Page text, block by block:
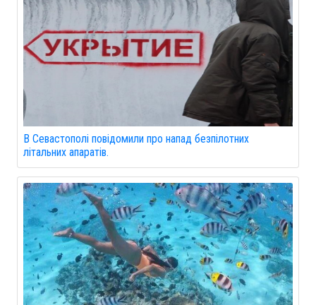
В Севастополі повідомили про напад безпілотних
літальних апаратів.